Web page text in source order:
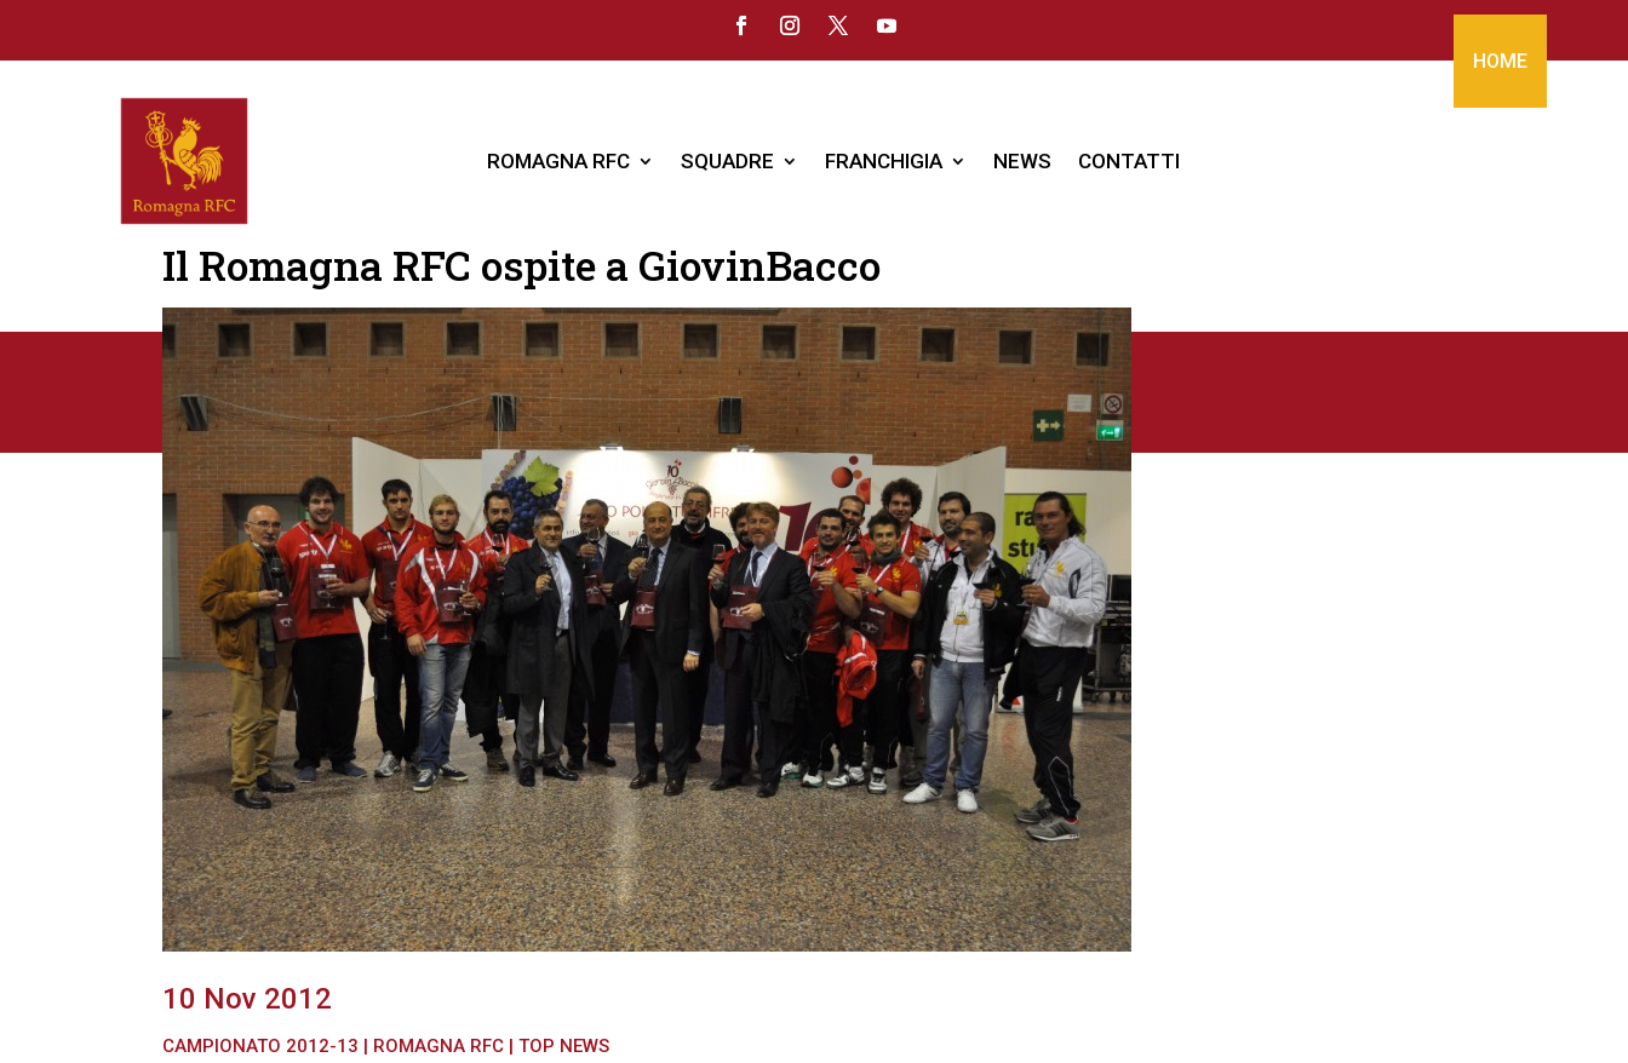
ROMAGNA RFC SQUADRE FRANCHIGIA NEWS CONTATTI
HOME
Il Romagna RFC ospite a GiovinBacco
10 Nov 2012
CAMPIONATO 2012-13 | ROMAGNA RFC |TOP NEWS